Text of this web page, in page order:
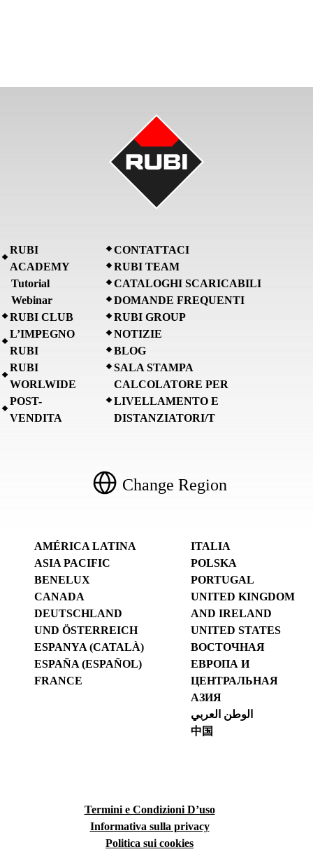
RUBI
ACADEMY
Tutorial
Webinar
RUBI CLUB
L’IMPEGNO
RUBI
RUBI
WORLWIDE
POST-
VENDITA
CONTATTACI
RUBI TEAM
CATALOGHI SCARICABILI
DOMANDE FREQUENTI
RUBI GROUP
NOTIZIE
BLOG
SALA STAMPA
CALCOLATORE PER
LIVELLAMENTO E
DISTANZIATORI/T
Change Region
AMÉRICA LATINA
ASIA PACIFIC
BENELUX
CANADA
DEUTSCHLAND
UND ÖSTERREICH
ESPANYA (CATALÀ)
ESPAÑA (ESPAÑOL)
FRANCE
ITALIA
POLSKA
PORTUGAL
UNITED KINGDOM
AND IRELAND
UNITED STATES
ВОСТОЧНАЯ
ЕВРОПА И
ЦЕНТРАЛЬНАЯ
АЗИЯ
الوطن العربي
中国
Termini e Condizioni D’uso
Informativa sulla privacy
Politica sui cookies